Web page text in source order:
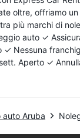
oltre, offriamo
più marchi di
auto ✓
✓ Nessuna
Aperto ✓
auto Aruba